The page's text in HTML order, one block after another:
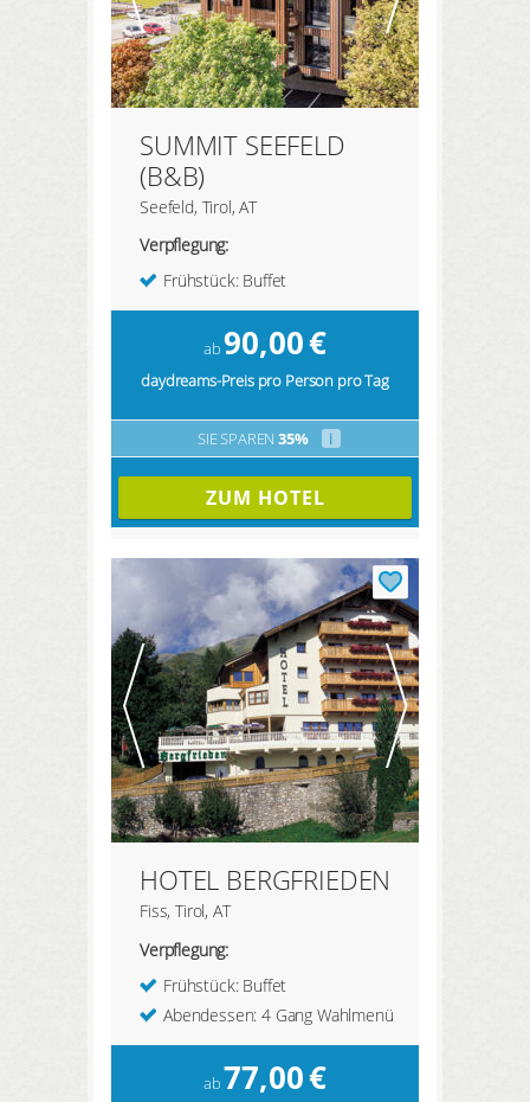
SUMMIT SEEFELD
(B&B)
Seefeld, Tirol, AT
Verpflegung:
Frühstück: Buffet
ab90,00€
daydreams-Preis pro Person pro Tag
SIE SPAREN 35% i
ZUM HOTEL
HOTEL BERGFRIEDEN
Fiss, Tirol, AT
Verpflegung:
Frühstück: Buffet
Abendessen: 4 Gang Wahlmenü
ab77,00€